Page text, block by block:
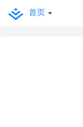
首页